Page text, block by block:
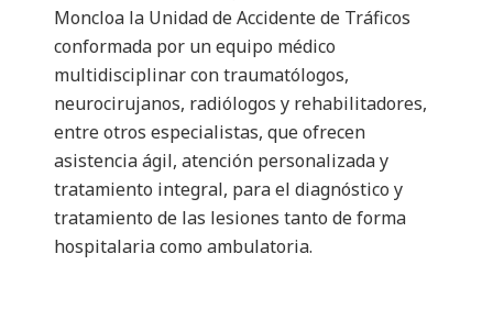
Moncloa la Unidad de Accidente de Tráficos
conformada por un equipo médico
multidisciplinar con traumatólogos,
neurocirujanos, radiólogos y rehabilitadores,
entre otros especialistas, que ofrecen
asistencia ágil, atención personalizada y
tratamiento integral, para el diagnóstico y
tratamiento de las lesiones tanto de forma
hospitalaria como ambulatoria.